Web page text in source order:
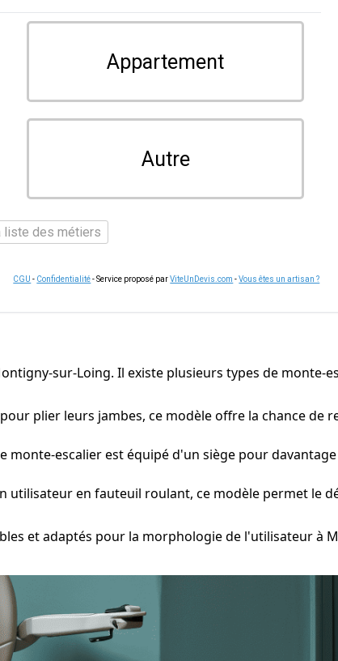
Appartement
Autre
liste des métiers
CGU - Confidentialité- Service proposé parViteUnDevis.com -Vous êtes un artisan ?
sur-Loing. Il existe plusieurs types de monte-
plier leurs jambes, ce modèle offre la chance de
monte-escalier est équipé d'un siège pour
utilisateur en fauteuil roulant, ce modèle permet le
et adaptés pour la morphologie de l'utilisateur à